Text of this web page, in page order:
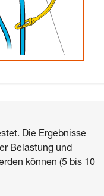
Die Ergebnisse
Belastung und
können (5 bis 10